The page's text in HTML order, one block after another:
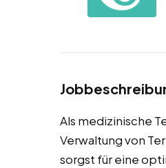
Als medizinische
Verwaltung von
sorgst für eine